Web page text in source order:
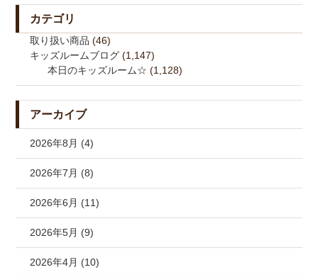
カテゴリ
取り扱い商品 (46)
キッズルームブログ (1,147)
本日のキッズルーム☆ (1,128)
アーカイブ
2026年8月 (4)
2026年7月 (8)
2026年6月 (11)
2026年5月 (9)
2026年4月 (10)